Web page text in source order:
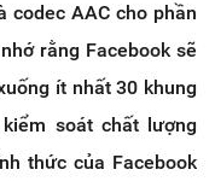
codec AAC cho phần
rằng Facebook sẽ
ít nhất 30 khung
soát chất lượng
thức của Facebook